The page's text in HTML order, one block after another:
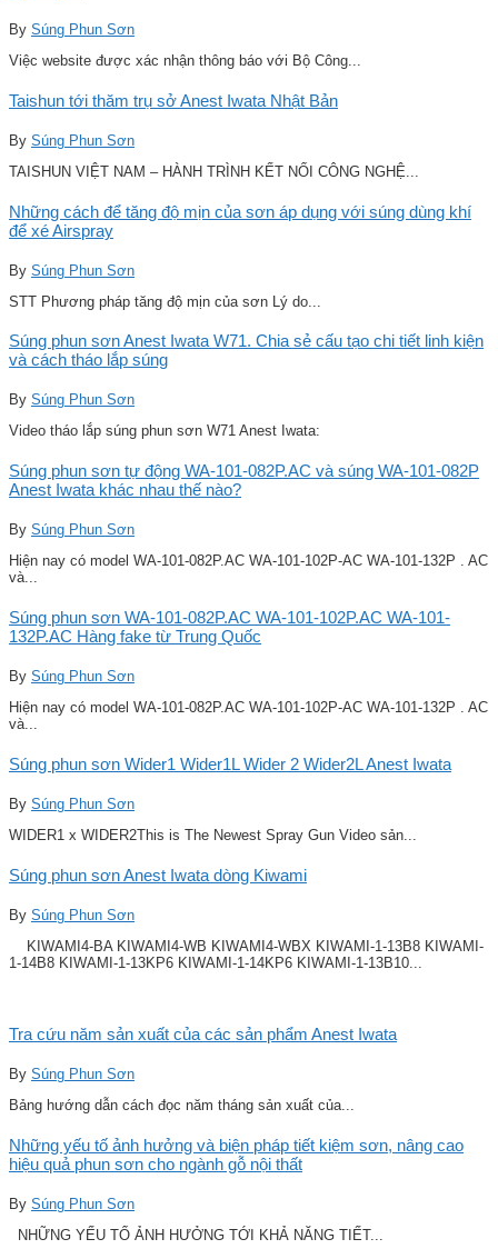
By Súng Phun Sơn
Việc website được xác nhận thông báo với Bộ Công...
Taishun tới thăm trụ sở Anest Iwata Nhật Bản
By Súng Phun Sơn
TAISHUN VIỆT NAM – HÀNH TRÌNH KẾT NỐI CÔNG NGHỆ...
Những cách để tăng độ mịn của sơn áp dụng với súng dùng khí
để xé Airspray
By Súng Phun Sơn
STT Phương pháp tăng độ mịn của sơn Lý do...
Súng phun sơn Anest Iwata W71. Chia sẻ cấu tạo chi tiết linh kiện
và cách tháo lắp súng
By Súng Phun Sơn
Video tháo lắp súng phun sơn W71 Anest Iwata:
Súng phun sơn tự động WA-101-082P.AC và súng WA-101-082P
Anest Iwata khác nhau thế nào?
By Súng Phun Sơn
Hiện nay có model WA-101-082P.AC WA-101-102P-AC WA-101-132P . AC
và...
Súng phun sơn WA-101-082P.AC WA-101-102P.AC WA-101-
132P.AC Hàng fake từ Trung Quốc
By Súng Phun Sơn
Hiện nay có model WA-101-082P.AC WA-101-102P-AC WA-101-132P . AC
và...
Súng phun sơn Wider1 Wider1L Wider 2 Wider2L Anest Iwata
By Súng Phun Sơn
WIDER1 x WIDER2This is The Newest Spray Gun Video sản...
Súng phun sơn Anest Iwata dòng Kiwami
By Súng Phun Sơn
KIWAMI4-BA KIWAMI4-WB KIWAMI4-WBX KIWAMI-1-13B8 KIWAMI-
1-14B8 KIWAMI-1-13KP6 KIWAMI-1-14KP6 KIWAMI-1-13B10...
Tra cứu năm sản xuất của các sản phẩm Anest Iwata
By Súng Phun Sơn
Bảng hướng dẫn cách đọc năm tháng sản xuất của...
Những yếu tố ảnh hưởng và biện pháp tiết kiệm sơn, nâng cao
hiệu quả phun sơn cho ngành gỗ nội thất
By Súng Phun Sơn
NHỮNG YẾU TỐ ẢNH HƯỞNG TỚI KHẢ NĂNG TIẾT...